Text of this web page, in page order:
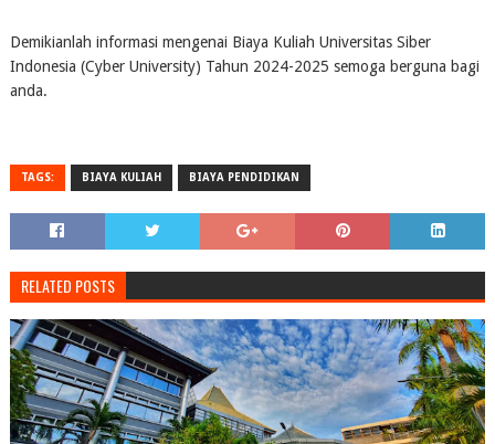
Demikianlah informasi mengenai Biaya Kuliah Universitas Siber
Indonesia (Cyber University) Tahun 2024-2025 semoga berguna bagi
anda.
TAGS: BIAYA KULIAH BIAYA PENDIDIKAN
RELATED POSTS